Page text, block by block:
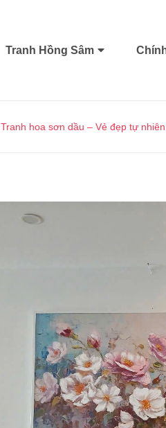
Tranh Hồng Sâm
Tranh hoa sơn dầu – Vẻ đẹp tự